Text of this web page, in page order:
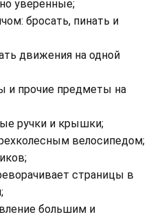
уверенные;
бросать, пинать и
движения на одной
и прочие предметы на
ручки и крышки;
велосипедом;
страницы в
большим и